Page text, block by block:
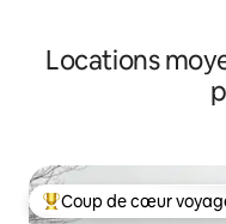
Locations
Coups de cœur
Coup de cœur